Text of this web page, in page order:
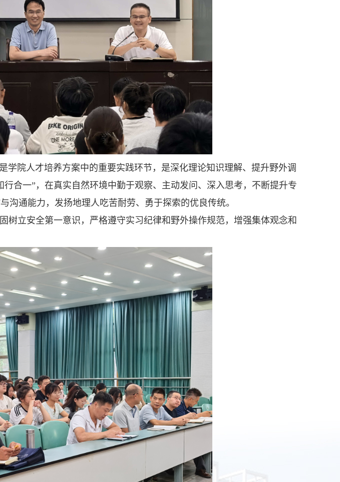
学院人才培养方案中的重要实践环节，是深化理论知识理解、提升野外调
合一”，在真实自然环境中勤于观察、主动发问、深入思考，不断提升专
通能力，发扬地理人吃苦耐劳、勇于探索的优良传统。
立安全第一意识，严格遵守实习纪律和野外操作规范，增强集体观念和